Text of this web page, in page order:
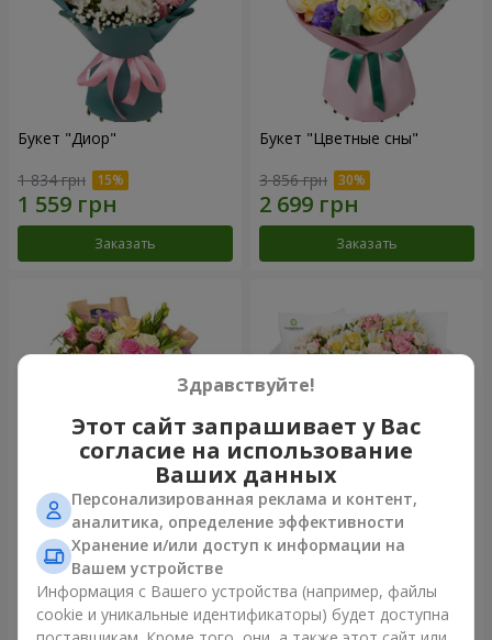
Букет "Диор"
1 834 грн
Заказать
Букет "Цветные сны"
3 856 грн
Заказать
Букет "Цветочное Selfie!"
2 469 грн
Заказать
Букет "Крещатик"
Заказать
Здравствуйте!
Этот сайт запрашивает у Вас
согласие на использование
Ваших данных
Персонализированная реклама и контент,
аналитика, определение эффективности
Хранение и/или доступ к информации на
Вашем устройстве
Информация с Вашего устройства (например, файлы
cookie и уникальные идентификаторы) будет доступна